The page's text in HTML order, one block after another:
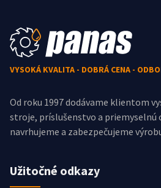
VYSOKÁ KVALITA - DOBRÁ CENA -
Od roku 1997 dodávame klientom
stroje, príslušenstvo a priemyselnú
navrhujeme a zabezpečujeme
Užitočné odkazy